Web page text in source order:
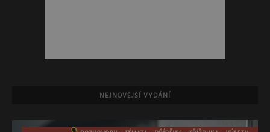
NEJNOVĚJŠÍ VYDÁNÍ